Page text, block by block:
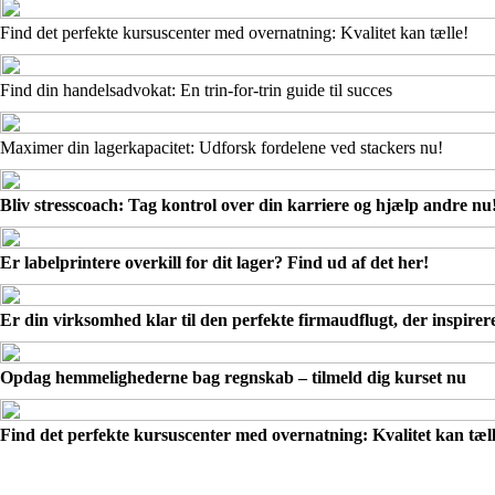
Find det perfekte kursuscenter med overnatning: Kvalitet kan tælle!
Find din handelsadvokat: En trin-for-trin guide til succes
Maximer din lagerkapacitet: Udforsk fordelene ved stackers nu!
Bliv stresscoach: Tag kontrol over din karriere og hjælp andre nu!
Er labelprintere overkill for dit lager? Find ud af det her!
Er din virksomhed klar til den perfekte firmaudflugt, der
Opdag hemmelighederne bag regnskab – tilmeld dig kurset nu
Find det perfekte kursuscenter med overnatning: Kvalitet kan